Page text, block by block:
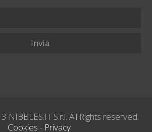
NIBBLES.IT S.r.l. All Rights reserved.
Cookies - Privacy